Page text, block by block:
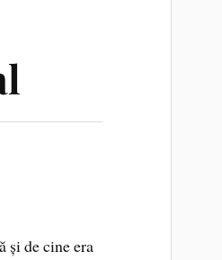
și de cine era